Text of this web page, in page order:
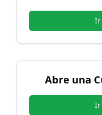
Ir
Abre una
Ir